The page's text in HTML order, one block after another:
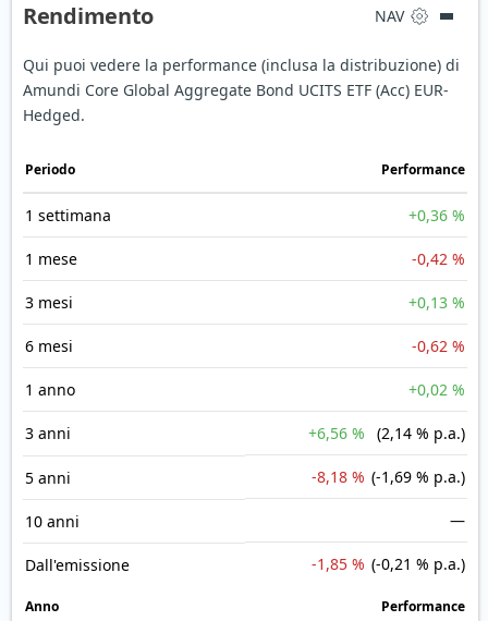
Rendimento NAV
Qui puoi vedere la performance (inclusa la distribuzione) di
Amundi Core Global Aggregate Bond UCITS ETF (Acc) EUR-
Hedged.
Periodo Performance
1 settimana +0,36 %
1 mese -0,42 %
3 mesi +0,13 %
6 mesi -0,62 %
1 anno +0,02 %
3 anni +6,56 % (2,14 % p.a.)
5 anni -8,18 % (-1,69 % p.a.)
10 anni —
Dall'emissione -1,85 % (-0,21 % p.a.)
Anno Performance